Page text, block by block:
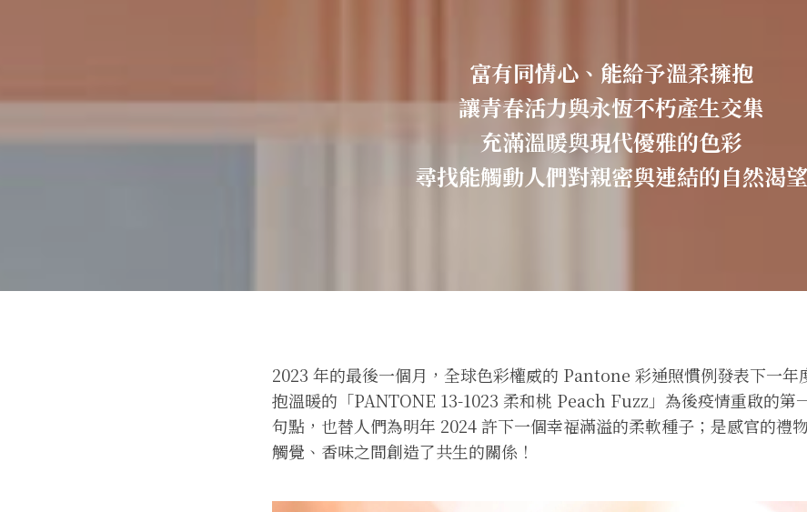
富有同情心、能給予溫柔擁抱
讓青春活力與永恆不朽產生交集
充滿溫暖與現代優雅的色彩
尋找能觸動人們對親密與連結的自然渴望
2023 年的最後一個月，全球色彩權威的 Pantone 彩通照慣例發表下一年
抱溫暖的「PANTONE 13-1023 柔和桃 Peach Fuzz」為後疫情重啟的第
句點，也替人們為明年 2024 許下一個幸福滿溢的柔軟種子；是感官的禮
觸覺、香味之間創造了共生的關係！